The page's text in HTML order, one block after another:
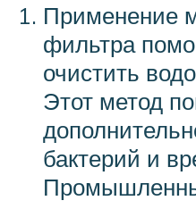
Применение
фильтра
очистить
Этот метод
бактерий и